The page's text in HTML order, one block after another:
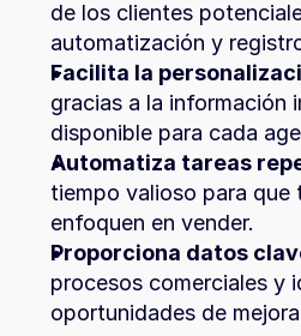
de los clientes
automatización y
Facilita la
gracias a la información
disponible para cada
Automatiza tareas
tiempo valioso para que
enfoquen en vender.
Proporciona datos
procesos comerciales y
oportunidades de